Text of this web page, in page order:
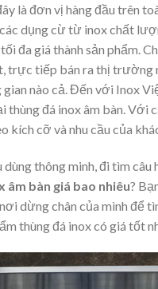
là đơn vị hàng đầu trên
dụng cừ từ inox chất
đa giá thành sản phẩm.
trực tiếp bán ra thị trường
nào cả. Đến với Inox
thùng đá inox âm bàn. Với
kích cỡ và nhu cầu của
thông minh, đi tìm câu
âm bàn giá bao nhiêu?
dừng chân của mình để
thùng đá inox có giá tốt